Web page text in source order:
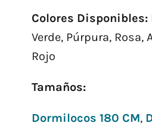
Colores Disponibles:
Verde, Púrpura, Rosa,
Rojo
Tamaños:
Dormilocos 180 CM,